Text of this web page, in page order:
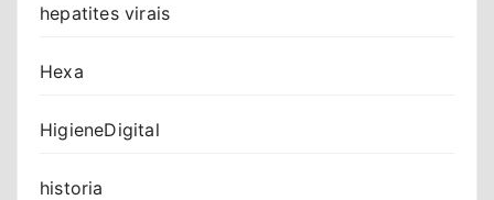
hepatites virais
Hexa
HigieneDigital
historia